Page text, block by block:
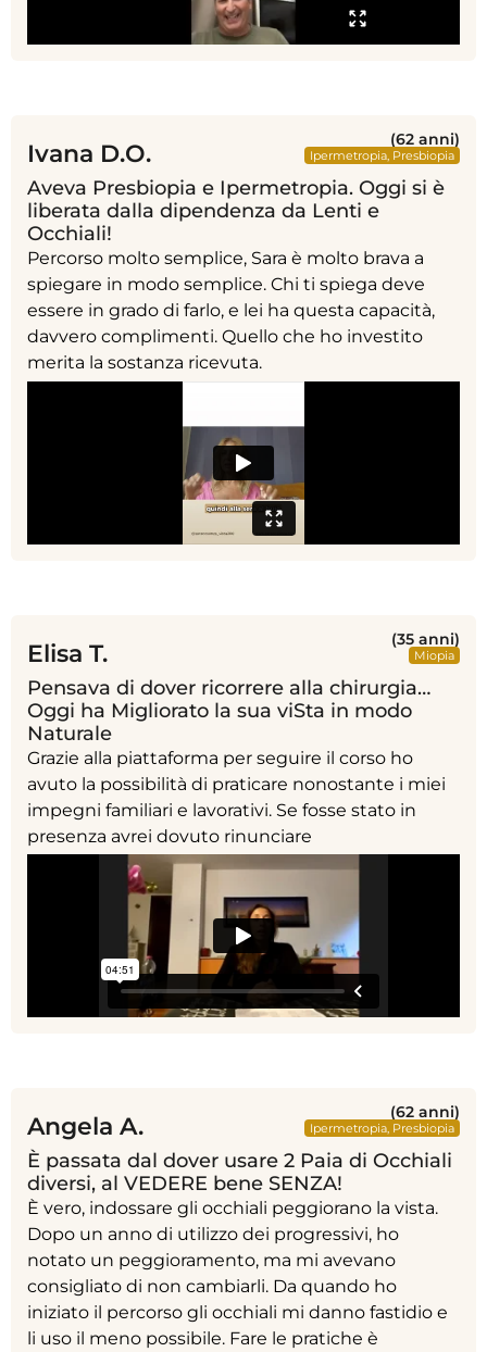
Ivana D.O. (62 anni)
Ipermetropia, Presbiopia
Aveva Presbiopia e Ipermetropia. Oggi si è
liberata dalla dipendenza da Lenti e
Occhiali!
Percorso molto semplice, Sara è molto brava a
spiegare in modo semplice. Chi ti spiega deve
essere in grado di farlo, e lei ha questa capacità,
davvero complimenti. Quello che ho investito
merita la sostanza ricevuta.
Elisa T. (35 anni)
Miopia
Pensava di dover ricorrere alla chirurgia…
Oggi ha Migliorato la sua viSta in modo
Naturale
Grazie alla piattaforma per seguire il corso ho
avuto la possibilità di praticare nonostante i miei
impegni familiari e lavorativi. Se fosse stato in
presenza avrei dovuto rinunciare
Angela A. (62 anni)
Ipermetropia, Presbiopia
È passata dal dover usare 2 Paia di Occhiali
diversi, al VEDERE bene SENZA!
È vero, indossare gli occhiali peggiorano la vista.
Dopo un anno di utilizzo dei progressivi, ho
notato un peggioramento, ma mi avevano
consigliato di non cambiarli. Da quando ho
iniziato il percorso gli occhiali mi danno fastidio e
li uso il meno possibile. Fare le pratiche è